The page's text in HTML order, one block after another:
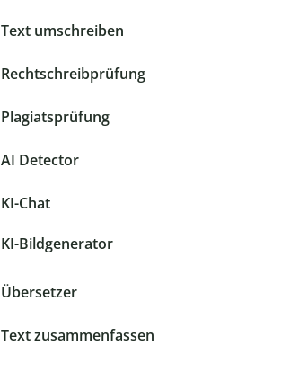
Text umschreiben
Rechtschreibprüfung
Plagiatsprüfung
AI Detector
KI-Chat
KI-Bildgenerator
Übersetzer
Text zusammenfassen